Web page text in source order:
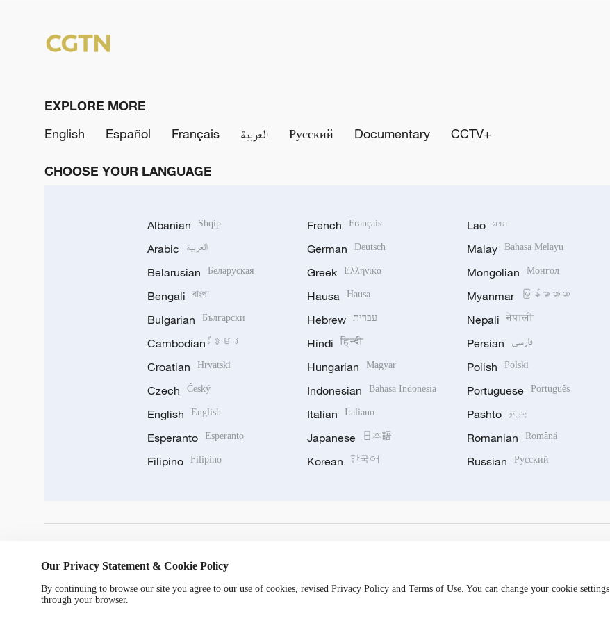
EXPLORE MORE
English
Español Français العربية Русский Documentary CCTV+
CHOOSE YOUR LANGUAGE
Albanian Shqip
Arabic العربية
Belarusian Беларуская
Bengali বাংলা
Bulgarian Български
Cambodian ខ្មែរ
Croatian Hrvatski
Czech Český
English English
Esperanto Esperanto
Filipino Filipino
French Français
German Deutsch
Greek Ελληνικά
Hausa Hausa
Hebrew עברית
Hindi हिन्दी
Hungarian Magyar
Indonesian Bahasa Indonesia
Italian Italiano
Japanese 日本語
Korean 한국어
Lao ລາວ
Malay Bahasa Melayu
Mongolian Монгол
Myanmar မြန်မာဘာသာ
Nepali नेपाली
Persian فارسی
Polish Polski
Portuguese Português
Pashto پښتو
Romanian Română
Russian Русский
Our Privacy Statement & Cookie Policy
By continuing to browse our site you agree to our use of cookies, revised Privacy Policy and Terms of Use. You can change your cookie settings
through your browser.